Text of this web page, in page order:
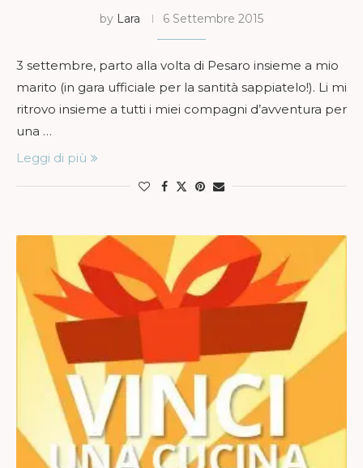
by Lara 6 Settembre 2015
3 settembre, parto alla volta di Pesaro insieme a mio
marito (in gara ufficiale per la santità sappiatelo!). Li mi
ritrovo insieme a tutti i miei compagni d’avventura per
una …
Leggi di più